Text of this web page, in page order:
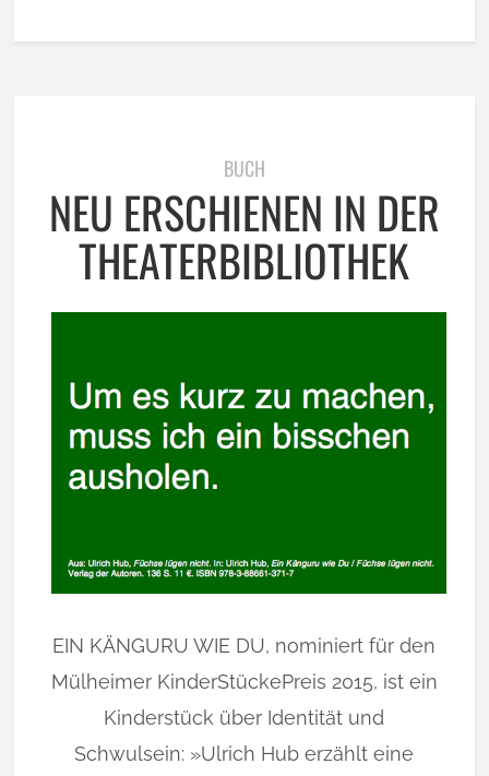
BUCH
NEU ERSCHIENEN IN DER
THEATERBIBLIOTHEK
EIN KÄNGURU WIE DU, nominiert für den
Mülheimer KinderStückePreis 2015, ist ein
Kinderstück über Identität und
Schwulsein: »Ulrich Hub erzählt eine